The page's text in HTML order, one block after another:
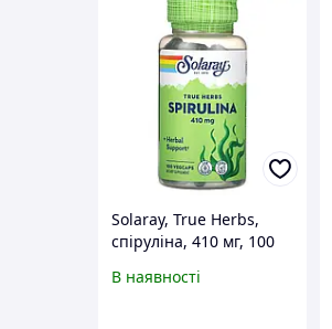
Solaray, True Herbs,
спіруліна, 410 мг, 100
В наявності